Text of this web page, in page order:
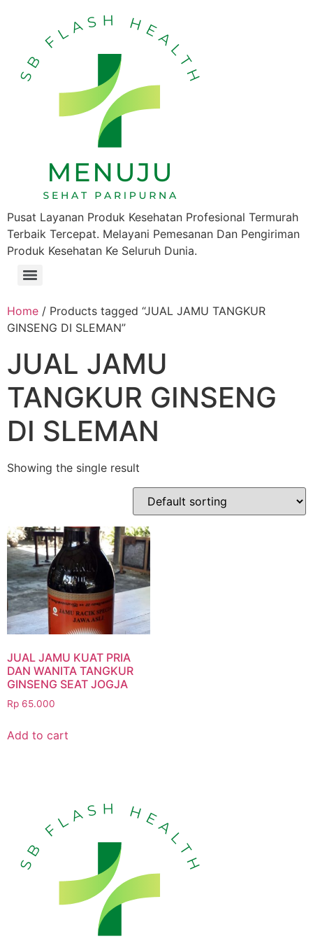
Pusat Layanan Produk Kesehatan Profesional Termurah
Terbaik Tercepat. Melayani Pemesanan Dan Pengiriman
Produk Kesehatan Ke Seluruh Dunia.
Home / Products tagged “JUAL JAMU TANGKUR
GINSENG DI SLEMAN”
JUAL JAMU
TANGKUR GINSENG
DI SLEMAN
Showing the single result
JUAL JAMU KUAT PRIA
DAN WANITA TANGKUR
GINSENG SEAT JOGJA
Rp 65.000
Add to cart